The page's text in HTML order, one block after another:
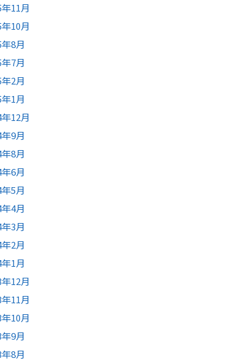
11月
10月
8月
7月
2月
1月
12月
9月
8月
6月
5月
4月
3月
2月
1月
12月
11月
10月
9月
8月